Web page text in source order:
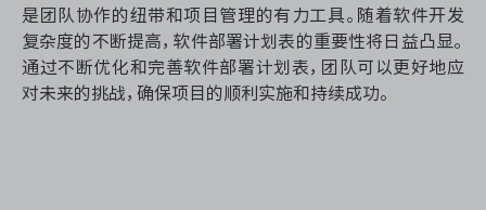
是团队协作的纽带和项目管理的有力工具。随着软件开发
复杂度的不断提高，软件部署计划表的重要性将日益凸显。
通过不断优化和完善软件部署计划表，团队可以更好地应
对未来的挑战，确保项目的顺利实施和持续成功。